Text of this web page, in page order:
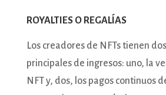
ROYALTIES O REGALÍAS
Los creadores de NFTs tienen
principales de ingresos: uno, la
NFT y, dos, los pagos continuos